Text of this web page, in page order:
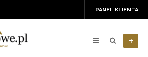
PANEL KLIENTA
+